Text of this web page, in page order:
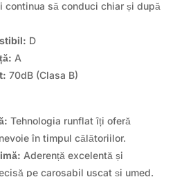
continua să conduci chiar și după
D
A
70dB (Clasa B)
Tehnologia runflat îți oferă
în timpul călătoriilor.
Aderență excelentă și
pe carosabil uscat și umed.